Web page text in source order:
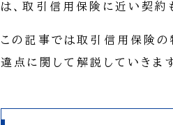
は、取引信用保険に近い契約
この記事では取引信用保険の
違点に関して解説していきます